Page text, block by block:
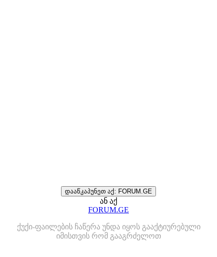
დააწკაპუნეთ აქ: FORUM.GE
ან აქ
FORUM.GE
ქუქი-ფაილების ჩაწერა უნდა იყოს გააქტიურებული
იმისთვის რომ გააგრძელოთ